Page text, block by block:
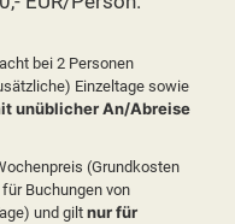
bei 2 Personen
Einzeltage sowie
unüblicher An/Abreise
(Grundkosten
Buchungen von
und gilt nur für